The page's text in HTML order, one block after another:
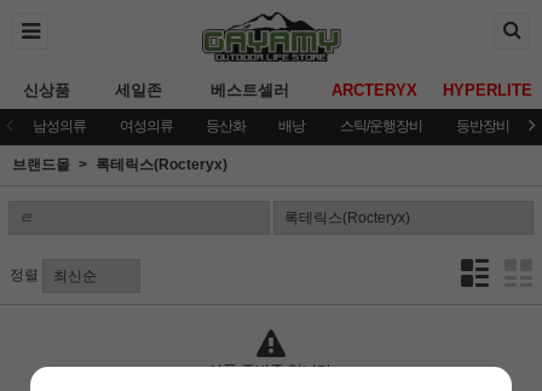
신상품 세일존 베스트셀러 ARCTERYX HYPERLITE
남성의류 여성의류 등산화 배낭 스틱/운행장비 등반장비
브랜드몰 록테릭스(Rocteryx)
정렬
상품 준비중 입니다.